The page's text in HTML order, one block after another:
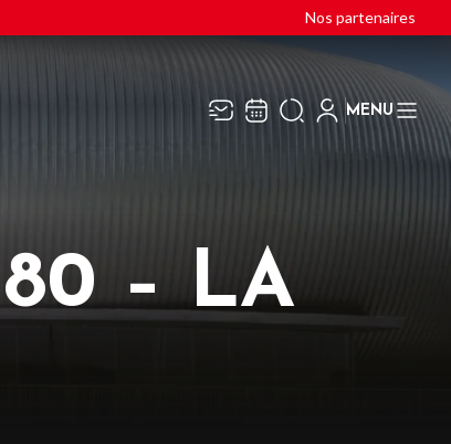
Nos partenaires
toute l’actualité en
ENVOYER
MENU
– LA